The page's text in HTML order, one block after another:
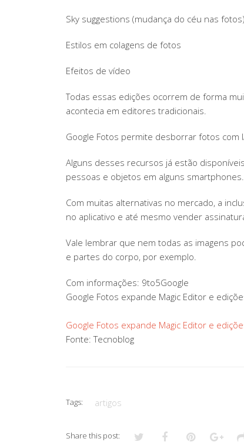
Sky suggestions (mudança do céu nas fotos)
Estilos em colagens de fotos
Efeitos de vídeo
Todas essas edições ocorrem de forma
acontecia em editores tradicionais.
Google Fotos permite desborrar fotos com
Alguns desses recursos já estão
pessoas e objetos em alguns smartphones.
Com muitas alternativas no mercado, a
no aplicativo e até mesmo vender
Vale lembrar que nem todas as imagens
e partes do corpo, por exemplo.
Com informações: 9to5Google
Google Fotos expande Magic Editor e
Google Fotos expande Magic Editor e
Fonte: Tecnoblog
Tags: artigos
Share this post: